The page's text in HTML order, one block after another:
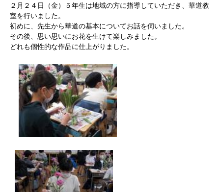
２月２４日（金）５年生は地域の方に指導していただき、華道教
室を行いました。
初めに、先生から華道の基本についてお話を伺いました。
その後、思い思いにお花を生けて楽しみました。
どれも個性的な作品に仕上がりました。